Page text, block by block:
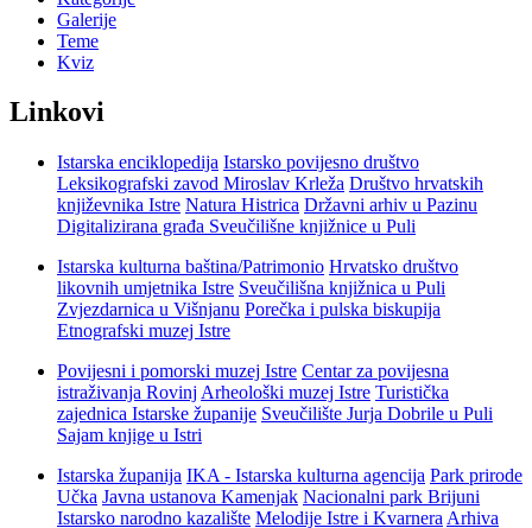
Galerije
Teme
Kviz
Linkovi
Istarska enciklopedija Istarsko povijesno društvo
Leksikografski zavod Miroslav Krleža Društvo hrvatskih
književnika Istre Natura Histrica Državni arhiv u Pazinu
Digitalizirana građa Sveučilišne knjižnice u Puli
Istarska kulturna baština/Patrimonio Hrvatsko društvo
likovnih umjetnika Istre Sveučilišna knjižnica u Puli
Zvjezdarnica u Višnjanu Porečka i pulska biskupija
Etnografski muzej Istre
Povijesni i pomorski muzej Istre Centar za povijesna
istraživanja Rovinj Arheološki muzej Istre Turistička
zajednica Istarske županije Sveučilište Jurja Dobrile u Puli
Sajam knjige u Istri
Istarska županija IKA - Istarska kulturna agencija Park prirode
Učka Javna ustanova Kamenjak Nacionalni park Brijuni
Istarsko narodno kazalište Melodije Istre i Kvarnera Arhiva